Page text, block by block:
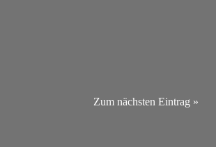
Zum nächsten Eintrag »